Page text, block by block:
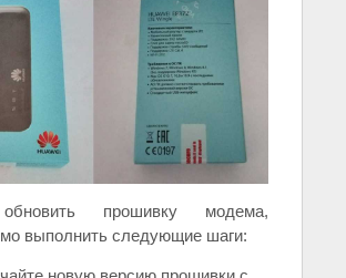
прошивку модема,
выполнить следующие шаги: